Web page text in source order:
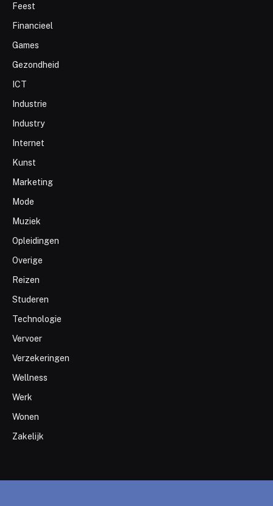
Feest
Financieel
Games
Gezondheid
ICT
Industrie
Industry
Internet
Kunst
Marketing
Mode
Muziek
Opleidingen
Overige
Reizen
Studeren
Technologie
Vervoer
Verzekeringen
Wellness
Werk
Wonen
Zakelijk